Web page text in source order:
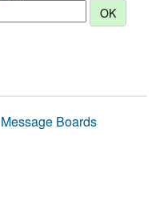
Message Boards